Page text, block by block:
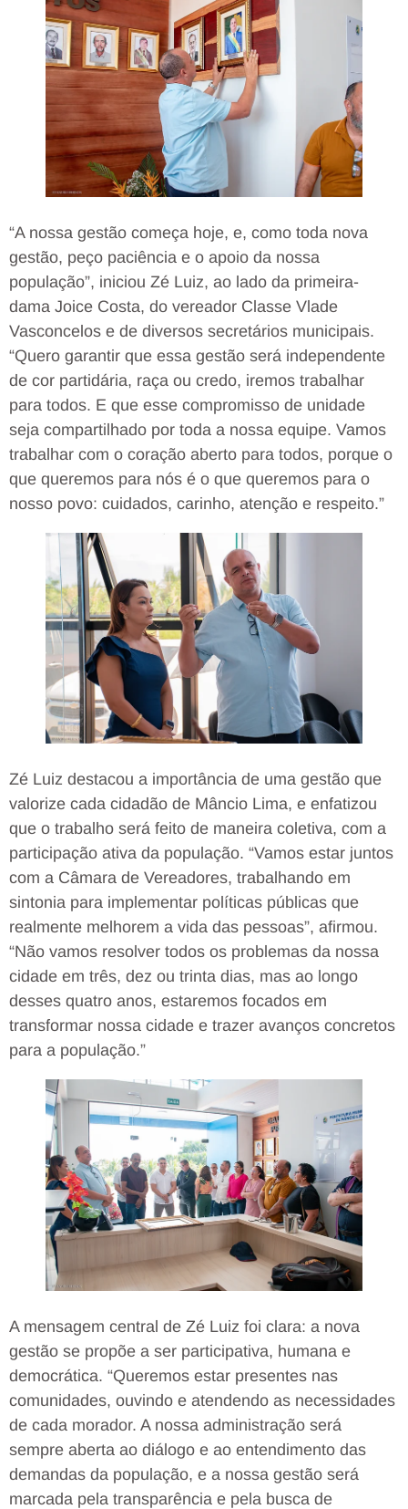
“A nossa gestão começa hoje, e, como toda nova
gestão, peço paciência e o apoio da nossa
população”, iniciou Zé Luiz, ao lado da primeira-
dama Joice Costa, do vereador Classe Vlade
Vasconcelos e de diversos secretários municipais.
“Quero garantir que essa gestão será independente
de cor partidária, raça ou credo, iremos trabalhar
para todos. E que esse compromisso de unidade
seja compartilhado por toda a nossa equipe. Vamos
trabalhar com o coração aberto para todos, porque o
que queremos para nós é o que queremos para o
nosso povo: cuidados, carinho, atenção e respeito.”
Zé Luiz destacou a importância de uma gestão que
valorize cada cidadão de Mâncio Lima, e enfatizou
que o trabalho será feito de maneira coletiva, com a
participação ativa da população. “Vamos estar juntos
com a Câmara de Vereadores, trabalhando em
sintonia para implementar políticas públicas que
realmente melhorem a vida das pessoas”, afirmou.
“Não vamos resolver todos os problemas da nossa
cidade em três, dez ou trinta dias, mas ao longo
desses quatro anos, estaremos focados em
transformar nossa cidade e trazer avanços concretos
para a população.”
A mensagem central de Zé Luiz foi clara: a nova
gestão se propõe a ser participativa, humana e
democrática. “Queremos estar presentes nas
comunidades, ouvindo e atendendo as necessidades
de cada morador. A nossa administração será
sempre aberta ao diálogo e ao entendimento das
demandas da população, e a nossa gestão será
marcada pela transparência e pela busca de